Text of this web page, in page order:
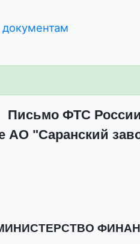
документам
Письмо ФТС России
АО "Саранский